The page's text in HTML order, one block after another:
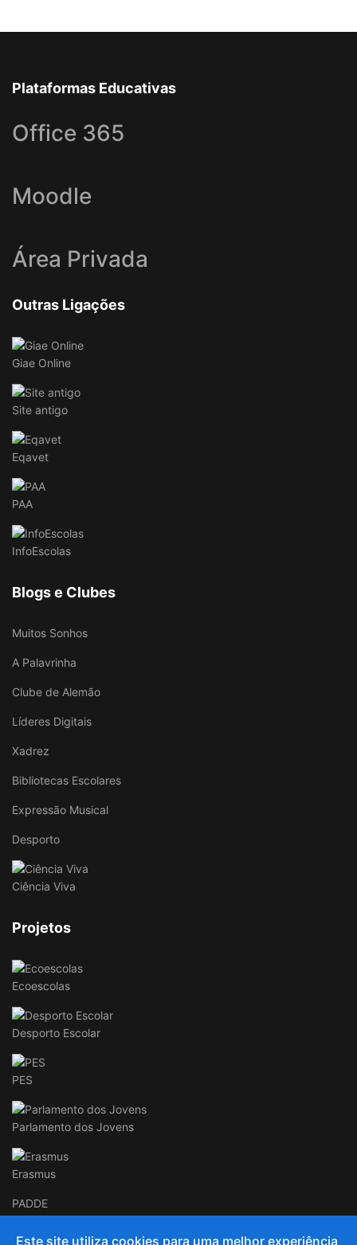
Plataformas Educativas
Office 365
Moodle
Área Privada
Outras Ligações
Giae Online
Site antigo
Eqavet
PAA
InfoEscolas
Blogs e Clubes
Muitos Sonhos
A Palavrinha
Clube de Alemão
Líderes Digitais
Xadrez
Bibliotecas Escolares
Expressão Musical
Desporto
Ciência Viva
Projetos
Ecoescolas
Desporto Escolar
PES
Parlamento dos Jovens
Erasmus
PADDE
Este site utiliza cookies para uma melhor experiência